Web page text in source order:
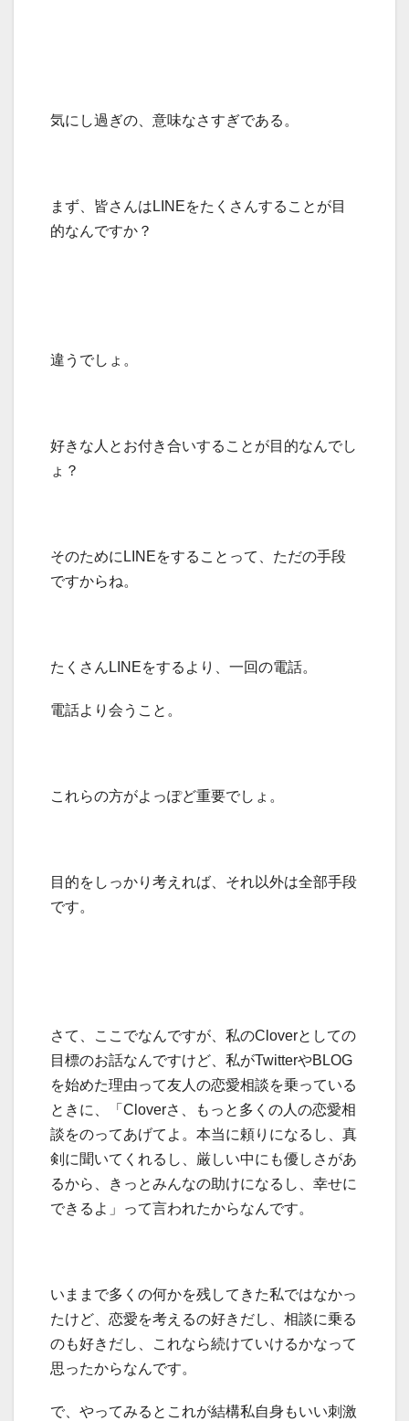
気にし過ぎの、意味なさすぎである。
まず、皆さんはLINEをたくさんすることが目
的なんですか？
違うでしょ。
好きな人とお付き合いすることが目的なんでし
ょ？
そのためにLINEをすることって、ただの手段
ですからね。
たくさんLINEをするより、一回の電話。
電話より会うこと。
これらの方がよっぽど重要でしょ。
目的をしっかり考えれば、それ以外は全部手段
です。
さて、ここでなんですが、私のCloverとしての
目標のお話なんですけど、私がTwitterやBLOG
を始めた理由って友人の恋愛相談を乗っている
ときに、「Cloverさ、もっと多くの人の恋愛相
談をのってあげてよ。本当に頼りになるし、真
剣に聞いてくれるし、厳しい中にも優しさがあ
るから、きっとみんなの助けになるし、幸せに
できるよ」って言われたからなんです。
いままで多くの何かを残してきた私ではなかっ
たけど、恋愛を考えるの好きだし、相談に乗る
のも好きだし、これなら続けていけるかなって
思ったからなんです。
で、やってみるとこれが結構私自身もいい刺激